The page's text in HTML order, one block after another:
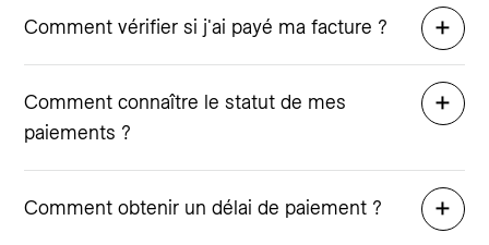
Comment vérifier si j'ai payé ma facture ?
Comment connaître le statut de mes
paiements ?
Comment obtenir un délai de paiement ?